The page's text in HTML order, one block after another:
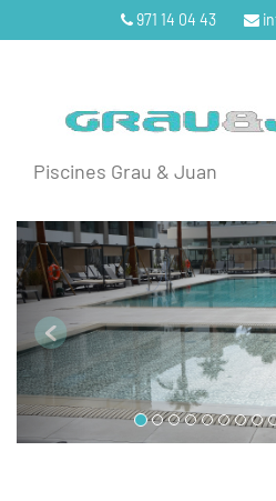
971 14 04 43
Piscines Grau & Juan